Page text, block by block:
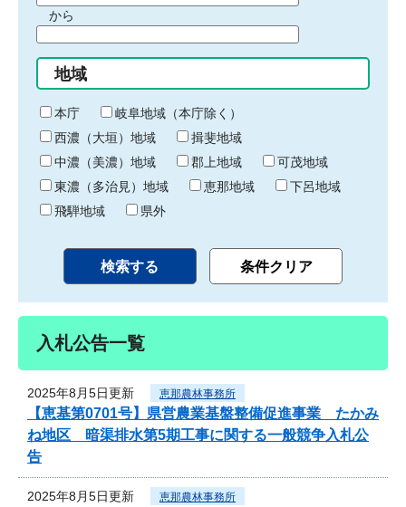
間
始
り
から
間
終
わ
り
地域
本庁
岐阜地域（本庁除く）
西濃（大垣）地域
揖斐地域
中濃（美濃）地域
郡上地域
可茂地域
東濃（多治見）地域
恵那地域
下呂地域
飛騨地域
県外
入札公告一覧
2025年8月5日更新 恵那農林事務所
【恵基第0701号】県営農業基盤整備促進事業 たかみ
ね地区 暗渠排水第5期工事に関する一般競争入札公
告
2025年8月5日更新 恵那農林事務所